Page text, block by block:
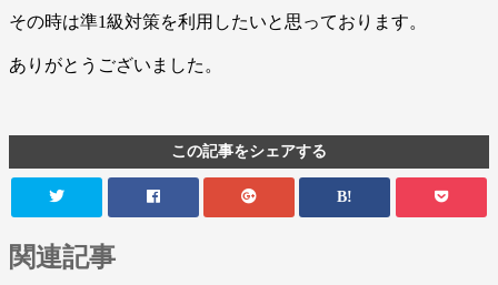
その時は準1級対策を利用したいと思っております。
ありがとうございました。
この記事をシェアする
B!
関連記事